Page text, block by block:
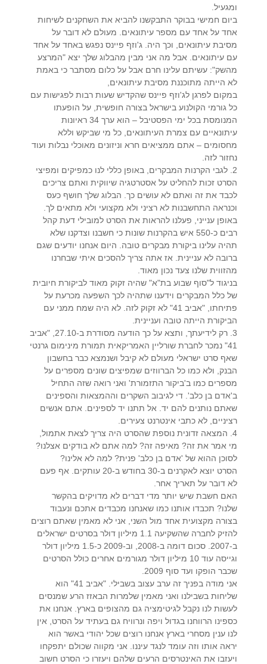
ומגעיל.
ביום חמישי בבוקר התבקשנו להביא את השחקנים לשיחות
אחד על אחד עם מספר עיתונאים. מעולם לא דובר על
מסיבת עיתונאים, וכך היה. ג'וזף פיינס נפגש באחד על אחד
עם עיתונאים. אבל מה אני מבין מהבלוג שלך יצא "המרצע
מהשק": עשיתם עלינו חרם אבל על כלום מסתבר כי באמת
לא הייתה מתוכננת מסיבת עיתונאים,
במקום לפרגן לג'וזף פיינס שהקדיש שעות רבות לפגישות עם
כל גורמי הקולנוע בישראל בצורה חופשית, על הופעתו
המנומסת בכל ימי הפסטיבל – הוא ערך 34 ראיונות
עיתונאיים עם צמרת העיתונאים, כל מי שביקש וללא
מחסומים – אתם ממציאים חרא וניזונים מאוכלי נבלות ועוד
נחזור לזה.
2. לגבי הקרנות המבקרים, באופן כללי לנו כמפיקים ומפיצי
הסרט זכות להחליט על אסטרטגיה שיווקית ואתם צריכים
לכבד את זה ואתם לא עושים כך. הבלוג שלך חושף כעס
וכנראה התחשבנות לא רציני ולא מקצועי ולא מתאים לך.
באופן ענייני, פעלנו להראות את הסרט למובילי דעת קהל
רבים כ-550 איש בהקרנות שונות כי חשבנו וצדקנו שלא
תהיה עלינו ביקורת מבקרים טובה. היום אנחנו יודעים שגם
ברובה לא עניינית. אז אתה צריך להסכים איתי שבחרנו
מהזווית שלנו צעד נכון מאוד.
בניגוד ל"סוף שבוע בת"א" שהיה זקוק מאוד לביקורת חיובית
של כלל המבקרים וידענו שתהיה לכך השפעה מכרעת על
פתיחתו, "אביב 41" לא זקוק לזה. לא היה שמח ממני עם
הביקורת הייתה טובה ועניינית.
3. רק לידיעתך, ותצא על כך הודעה מסודרת ב-27.10, "אביב
41" נמכר לחברת שורליין האמריקאית תמורת מינימום גרנטי
שאף סרט ישראלי מעולם לא קיבל ושנמצא כבר בחשבון
הבנק, ולא כמו כל הברווזים שמפיצים שונים מספרים על
מספרים כמו ב'ביקור התזמורת' ואני רואה שזה התחיל
ב'אדם בן כלב'. די לגיבוב השקרים וההמצאות והספינים
שאתם נותנים להם יד. אל תתנו יד לספינים. אתם אנשים
רציניים, לא כתבי אינטרנט צעירים.
4. המצאה זדונית נוספת שהסרט היה צריך לצאת אתמול,
מי אמר את זה? מאיפה זה? למה אתם לא בודקים אצלנו?
לסוכן ההוא של 'אדם בן כלב' פנית? למה לא אלינו?
הסרט יוצא לאקרנים ב-30 בחודש ב-20 עותקים. אף פעם
לא דובר על תאריך אחר.
האם חשבת שיש יותר מדי דברים לא מדויקים בהקשר
שלנו? תכבדו אותנו כמו שאנחנו מכבדים אתכם ונעבוד
בצורה מקצועית אחד מול השני, אני לא מאמין שאתם רוצים
להזיק לחברה שהשקיעה 1.1 מיליון דולר בסרטים ישראלים
ב-2007. סכום דומה ב-2008, וב-2009 כ-1.5 מיליון דולר
וגייסה עוד 10 מיליון דולר מגורמים אחרים כולל הסרטים
שכבר הופקו ועד סוף 2009.
אני מודה בפניך זה ערב עצוב בשבילי. "אביב 41" הוא
שליחות בשבילנו ואני מאמין שלמרות הבאזז הרע שמנסים
לעשות לנו נקבל לגיטימציה גם מהצופים בארץ. אנחנו את
כספינו הרווחנו בגדול ויפה ונרוויח גם בעתיד על הסרט, אין
לנו ענין מסחרי בארץ אנחנו רוצים שכל יהודי באשר הוא
יראה אותו וזה עומד לנגד עיננו. אני מקווה שכולם יתפקחו
ויעזבו את האינטרסים הרעים שלהם ויעזרו כי הסרט חשוב